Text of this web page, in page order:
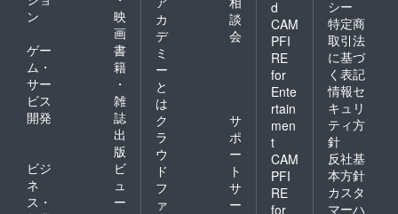
ン
映
画
ゲー
ム・
サー
ビス
開発
書
籍
・
雑
誌
出
版
ビジ
ネ
ス・
ビ
ュ
ー
カ
デ
ミ
ー
と
は
談
会
ク
ラ
ウ
ド
フ
ァ
サ
ポ
ー
ト
サ
ー
d
CAM
PFI
RE
for
Ente
rtain
men
t
CAM
PFI
RE
for
シー
特定商
取引法
に基づ
く表記
情報セ
キュリ
ティ方
針
反社基
本方針
カスタ
マーハ